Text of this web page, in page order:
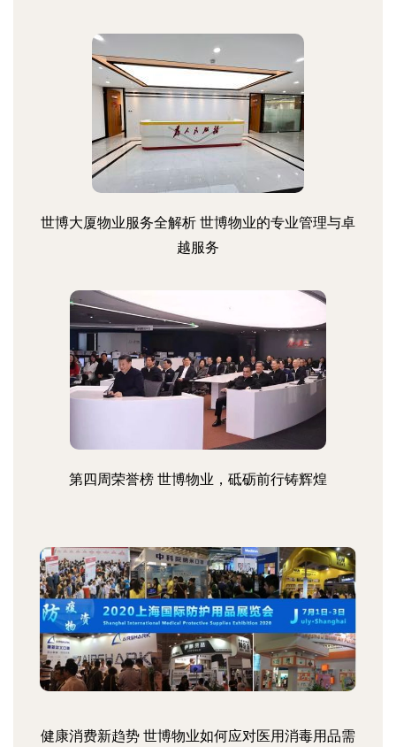
世博大厦物业服务全解析 世博物业的专业管理与卓
越服务
第四周荣誉榜 世博物业，砥砺前行铸辉煌
健康消费新趋势 世博物业如何应对医用消毒用品需